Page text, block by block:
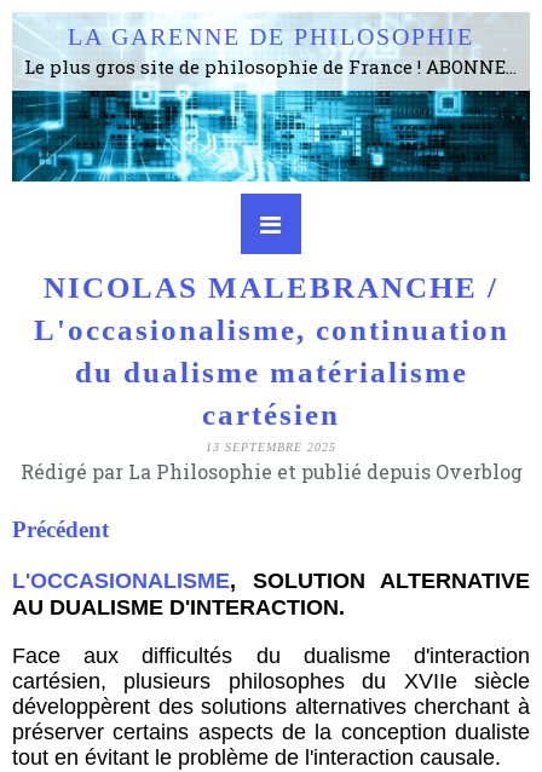
LA GARENNE DE PHILOSOPHIE
Le plus gros site de philosophie de France ! ABONNEZ-VOUS ! 4115 Articles, 1634 abonné·e·s, depuis 2006 . . . . . . . . 2 852 214 pages vues jusqu'à présent. Prestance et être apte à un plus grand nombre de choses.
NICOLAS MALEBRANCHE /
L'occasionalisme, continuation
du dualisme matérialisme
cartésien
13 SEPTEMBRE 2025
Rédigé par La Philosophie et publié depuis Overblog
Précédent
L'OCCASIONALISME, SOLUTION ALTERNATIVE
AU DUALISME D'INTERACTION.
Face aux difficultés du dualisme d'interaction
cartésien, plusieurs philosophes du XVIIe siècle
développèrent des solutions alternatives cherchant à
préserver certains aspects de la conception dualiste
tout en évitant le problème de l'interaction causale.